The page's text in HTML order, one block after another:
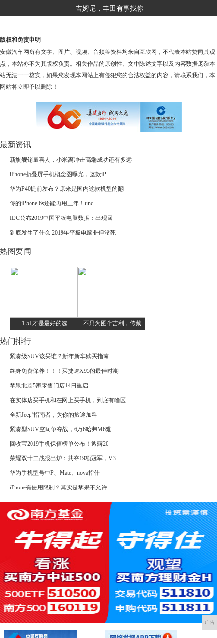
吉姆尼，丰田有事找你
版权和免责申明
安徽汽车网所有文字、图片、视频、音频等资料均来自互联网，不代表本站赞同其观
点，本站亦不为其版权负责。相关作品的原创性、文中陈述文字以及内容数据庞杂本
站无法一一核实，如果您发现本网站上有侵犯您的合法权益的内容，请联系我们，本
网站将立即予以删除！
最新资讯
新旗舰销量喜人，小米离冲击高端成功还有多远
iPhone折叠屏手机概念图曝光，这款iP
华为P40提前发布？原来是国内这款机型的翻
你的iPhone 6s还能再用三年！unc
IDC公布2019中国平板电脑数据：出现回
到底发生了什么 2019年平板电脑非但没死
热图要闻
1.5L才是最好的选 不只为图个吉利，传戴
热门排行
紧凑级SUV该买谁？新年新车购买指南
终身免费保养！！！买捷途X95的最佳时期
苹果北京5家零售门店14日重启
在实体店买手机和在网上买手机，到底有啥区
全新Jeep⁺指南者，为你的旅途加料
紧凑型SUV空间争夺战，6万6哈弗M6难
回收宝2019手机保值榜单公布！透露20
荣耀双十二战报出炉：共夺19项冠军，V3
华为手机型号中P、Mate、nova指什
iPhone有使用限制？其实是苹果不允许
广告